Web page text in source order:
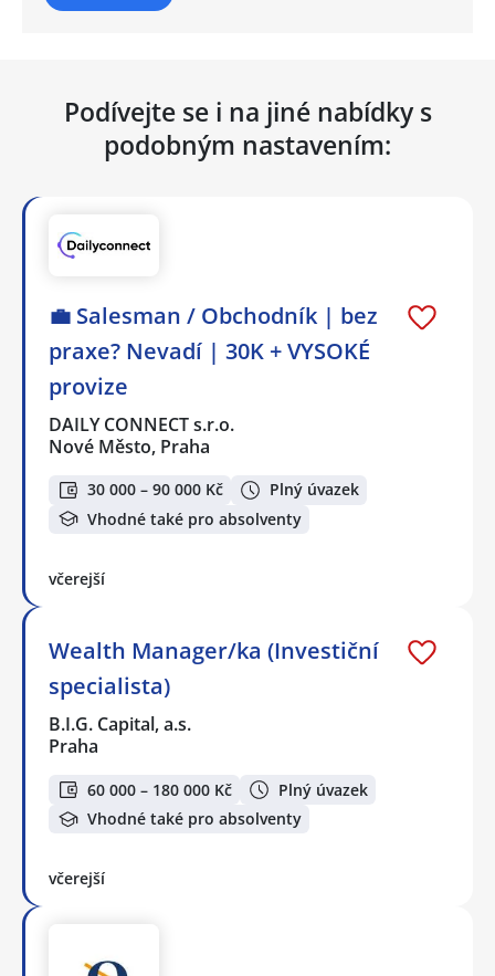
Podívejte se i na jiné nabídky s
podobným nastavením:
💼 Salesman / Obchodník | bez
praxe? Nevadí | 30K + VYSOKÉ
provize
DAILY CONNECT s.r.o.
Nové Město, Praha
30 000 – 90 000 Kč
Plný úvazek
Vhodné také pro absolventy
včerejší
Wealth Manager/ka (Investiční
specialista)
B.I.G. Capital, a.s.
Praha
60 000 – 180 000 Kč
Plný úvazek
Vhodné také pro absolventy
včerejší